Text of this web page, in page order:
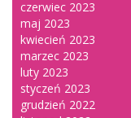
czerwiec 2023
maj 2023
kwiecień 2023
marzec 2023
luty 2023
styczeń 2023
grudzień 2022